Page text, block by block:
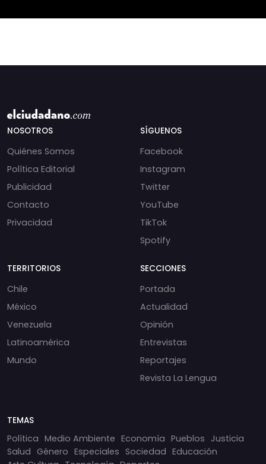
NOSOTROS
Quiénes Somos
Política Editorial
Publicidad
Contacto
Privacidad
SÍGUENOS
Facebook
Instagram
Twitter
YouTube
TikTok
Spotify
TERRITORIOS
Chile
México
Venezuela
Latinoamérica
Mundo
SECCIONES
Portada
Actualidad
Opinión
Entrevistas
Reportajes
Revista La Lengua
TEMAS
Política Medio Ambiente Economía Pueblos Justicia
Salud Género Especiales Sociedad Educación